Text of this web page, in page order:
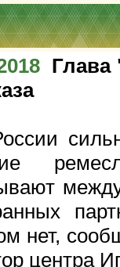
Глава
нет,
центра